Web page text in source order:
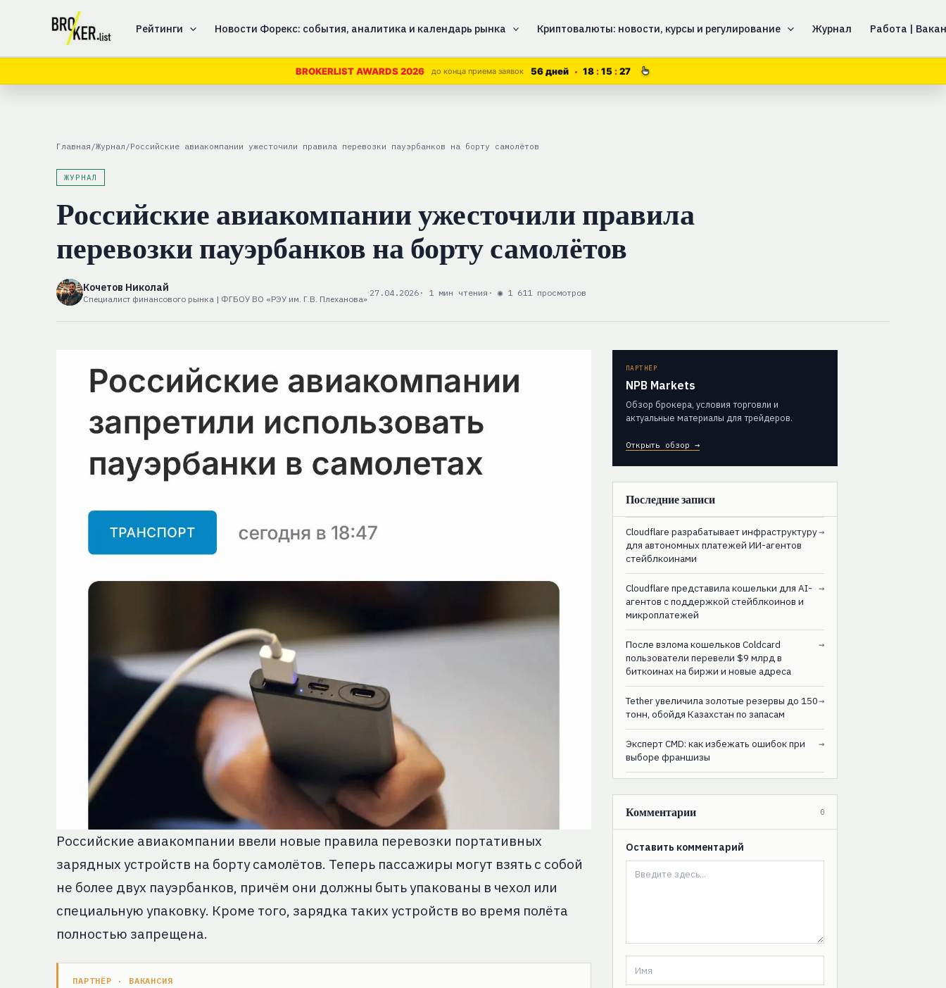
содержимому
Рейтинги Новости Форекс: события, аналитика и календарь рынка Криптовалюты: новости, курсы и регулирование Журнал Работа |
BROKERLIST AWARDS 2026 до конца приема заявок 56 дней 18 15 26
Главная /Журнал /Российские авиакомпании ужесточили правила перевозки пауэрбанков на борту самолётов
ЖУРНАЛ
Российские авиакомпании ужесточили правила
перевозки пауэрбанков на борту самолётов
Кочетов Николай
Специалист финансового рынка | ФГБОУ ВО «РЭУ им. Г.В. Плеханова»
27.04.2026 · 1 мин чтения · ◉ 1 611 просмотров
Российские авиакомпании ввели новые правила перевозки портативных
зарядных устройств на борту самолётов. Теперь пассажиры могут взять с собой
не более двух пауэрбанков, причём они должны быть упакованы в чехол или
специальную упаковку. Кроме того, зарядка таких устройств во время полёта
полностью запрещена.
ПАРТНЁР · ВАКАНСИЯ
ПАРТНЁР
NPB Markets
Обзор брокера, условия торговли и
актуальные материалы для трейдеров.
Открыть обзор →
Последние записи
Cloudflare разрабатывает инфраструктуру
для автономных платежей ИИ-агентов
стейблкоинами
→
Cloudflare представила кошельки для AI-
агентов с поддержкой стейблкоинов и
микроплатежей
→
После взлома кошельков Coldcard
пользователи перевели $9 млрд в
биткоинах на биржи и новые адреса
→
Tether увеличила золотые резервы до 150
тонн, обойдя Казахстан по запасам
→
Эксперт CMD: как избежать ошибок при
выборе франшизы
→
Комментарии 0
Оставить комментарий